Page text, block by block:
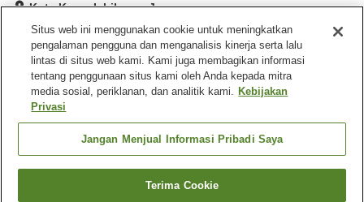
Kota Kaga, Ishikawa, Jepang
Lihat di peta
Sangat baik Ulasan:1,002
Fasilitas properti
Tempat parkir
Spa / Salon kecantikan
Kafe
Cari kamar
Situs web ini menggunakan cookie untuk meningkatkan
pengalaman pengguna dan menganalisis kinerja serta lalu
lintas di situs web kami. Kami juga membagikan informasi
tentang penggunaan situs kami oleh Anda kepada mitra
media sosial, periklanan, dan analitik kami. Kebijakan
Privasi
Jangan Menjual Informasi Pribadi Saya
Terima Cookie